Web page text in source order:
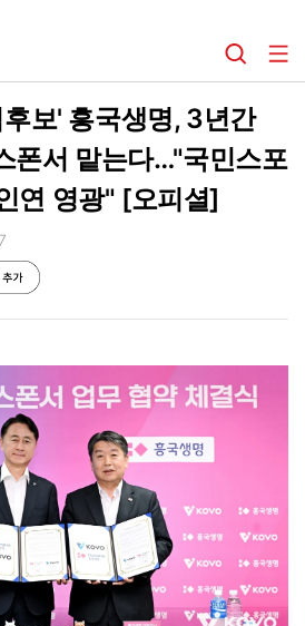
보' 흥국생명, 3년간
폰서 맡는다…"국민스포
연 영광" [오피셜]